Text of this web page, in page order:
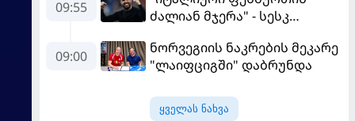
09:55
ძალიან მჯერა" - სესკ
09:00
ნორვეგიის ნაკრების მეკარე
"ლაიფციგში" დაბრუნდა
ყველას ნახვა